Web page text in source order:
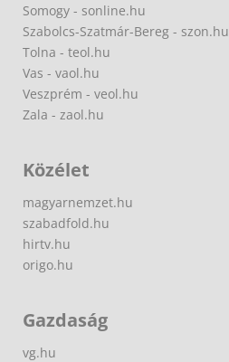
Somogy - sonline.hu
Szabolcs-Szatmár-Bereg - szon.hu
Tolna - teol.hu
Vas - vaol.hu
Veszprém - veol.hu
Zala - zaol.hu
Közélet
magyarnemzet.hu
szabadfold.hu
hirtv.hu
origo.hu
Gazdaság
vg.hu